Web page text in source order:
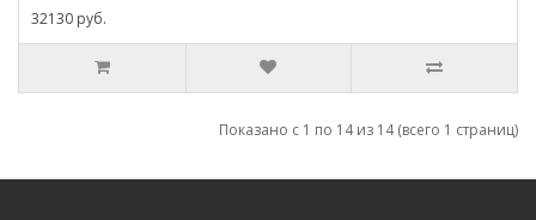
32130 руб.
Показано с 1 по 14 из 14 (всего 1 страниц)